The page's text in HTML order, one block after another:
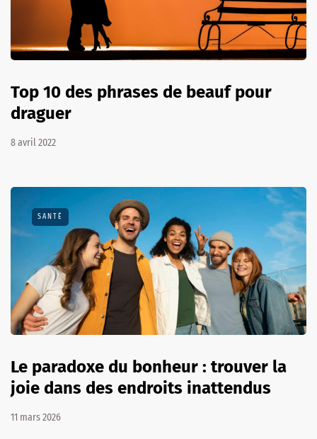
Top 10 des phrases de beauf pour
draguer
8 avril 2022
SANTÉ
Le paradoxe du bonheur : trouver la
joie dans des endroits inattendus
11 mars 2026